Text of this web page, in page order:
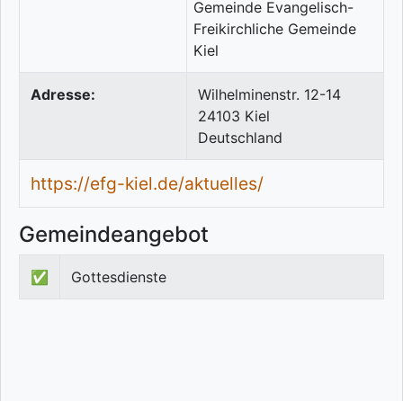
Adresse:
Wilhelminenstr. 12-14
24103 Kiel
Deutschland
https://efg-kiel.de/aktuelles/
Gemeindeangebot
✅ Gottesdienste